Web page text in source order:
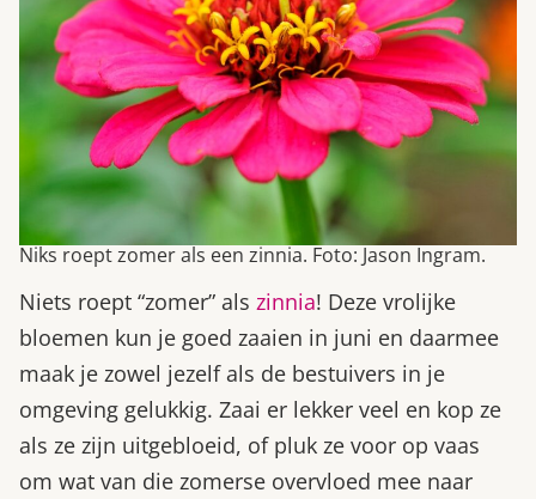
Niks roept zomer als een zinnia. Foto: Jason Ingram.
Niets roept “zomer” als zinnia! Deze vrolijke
bloemen kun je goed zaaien in juni en daarmee
maak je zowel jezelf als de bestuivers in je
omgeving gelukkig. Zaai er lekker veel en kop ze
als ze zijn uitgebloeid, of pluk ze voor op vaas
om wat van die zomerse overvloed mee naar